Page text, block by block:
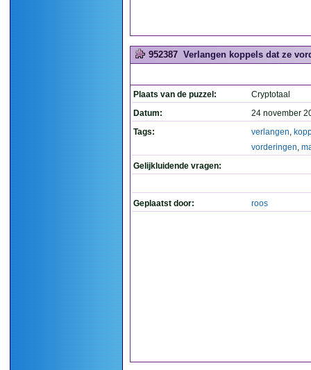
952387 Verlangen koppels dat ze
Plaats van de puzzel:
Cryptotaal
Datum:
24 november
Tags:
verlangen,
vorderingen,
Gelijkluidende vragen:
Geplaatst door: roos